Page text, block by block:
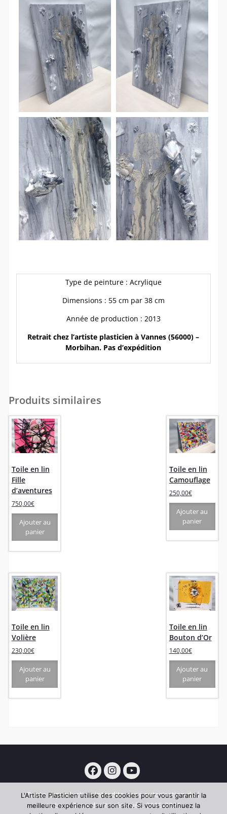
Type de peinture : Acrylique
Dimensions : 55 cm par 38 cm
Année de production : 2013
Retrait chez l’artiste plasticien à Vannes (56000) –
Morbihan. Pas d’expédition
Produits similaires
Toile en lin
Fille
d’aventures
750,00€
Ajouter au
panier
Toile en lin
Camouflage
250,00€
Ajouter au
panier
Toile en lin
Volière
230,00€
Ajouter au
panier
Toile en lin
Bouton d’Or
140,00€
Ajouter au
panier
FacebookInstagramYouTube
Toute reproduction interdite sans autorisation de l
auteur. Tous droits réservés. 2015-2026
L'Artiste Plasticien utilise des cookies pour vous garantir la
meilleure expérience sur son site. Si vous continuez la